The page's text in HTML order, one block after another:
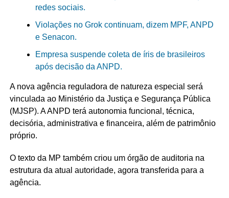
redes sociais.
Violações no Grok continuam, dizem MPF, ANPD
e Senacon.
Empresa suspende coleta de íris de brasileiros
após decisão da ANPD.
A nova agência reguladora de natureza especial será
vinculada ao Ministério da Justiça e Segurança Pública
(MJSP). A ANPD terá autonomia funcional, técnica,
decisória, administrativa e financeira, além de patrimônio
próprio.
O texto da MP também criou um órgão de auditoria na
estrutura da atual autoridade, agora transferida para a
agência.